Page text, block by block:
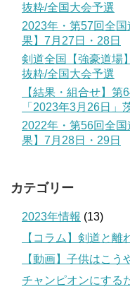
抜粋/全国大会予選
2023年・第57回全
果】7月27日・28日
剣道全国【強豪道場
抜粋/全国大会予選
【結果・組合せ】
「2023年3月26日」
2022年・第56回全
果】7月28日・29日
カテゴリー
2023年情報 (13)
【コラム】剣道と離
【動画】子供はこう
チャンピオンにする